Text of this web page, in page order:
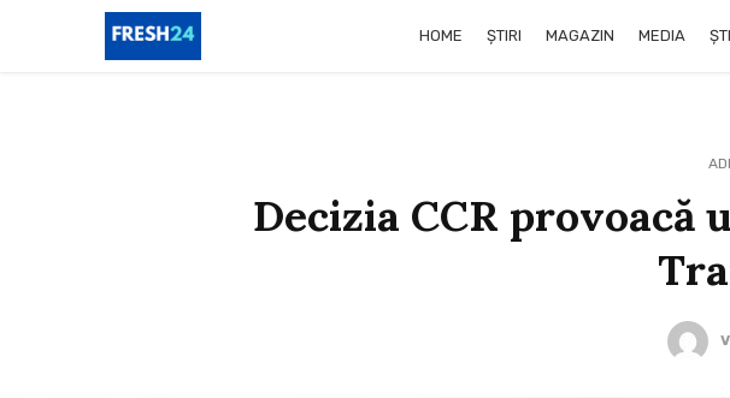
HOME ȘTIRI MAGAZIN MEDIA
Decizia CCR